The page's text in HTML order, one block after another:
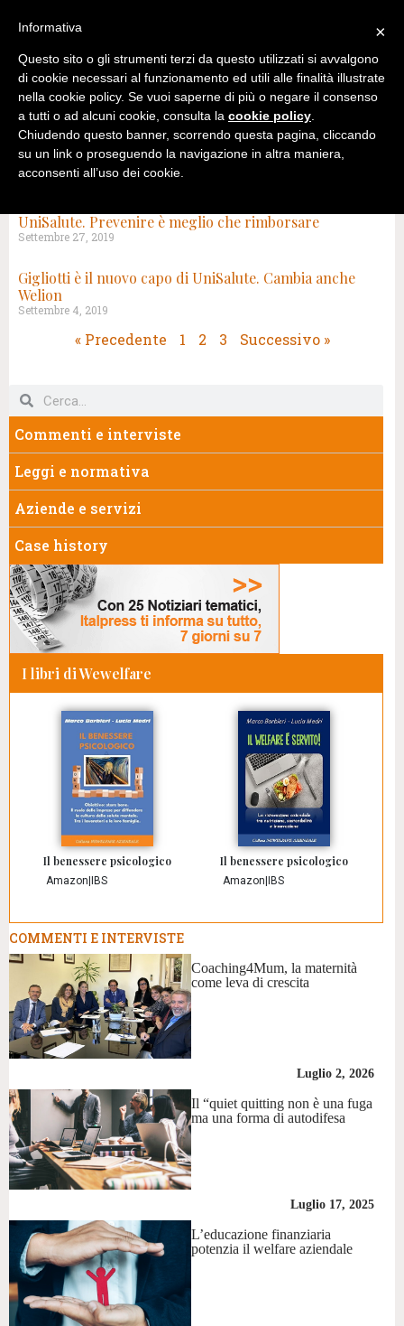
UniSalute. Prevenire è meglio che rimborsare
Settembre 27, 2019
Gigliotti è il nuovo capo di UniSalute. Cambia anche
Welion
Settembre 4, 2019
« Precedente 1 2 3 Successivo »
Commenti e interviste
Leggi e normativa
Aziende e servizi
Case history
I libri di Wewelfare
Il benessere psicologico
Amazon IBS
Il benessere psicologico
Amazon IBS
COMMENTI E INTERVISTE
Coaching4Mum, la maternità
come leva di crescita
Luglio 2, 2026
Il “quiet quitting non è una fuga
ma una forma di autodifesa
Luglio 17, 2025
L’educazione finanziaria
potenzia il welfare aziendale
×
Informativa
Questo sito o gli strumenti terzi da questo utilizzati si avvalgono
di cookie necessari al funzionamento ed utili alle finalità illustrate
nella cookie policy. Se vuoi saperne di più o negare il consenso
a tutti o ad alcuni cookie, consulta la cookie policy.
Chiudendo questo banner, scorrendo questa pagina, cliccando
su un link o proseguendo la navigazione in altra maniera,
acconsenti all’uso dei cookie.